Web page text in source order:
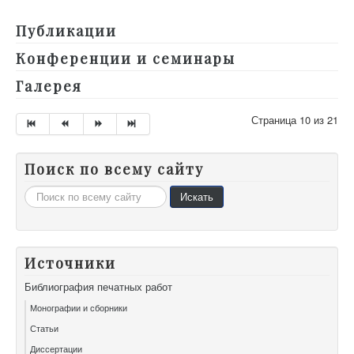
Публикации
Конференции и семинары
Галерея
Страница 10 из 21
Поиск по всему сайту
Искать... Искать
Источники
Библиография печатных работ
Монографии и сборники
Статьи
Диссертации